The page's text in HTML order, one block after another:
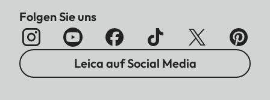
Folgen Sie uns
Leica auf Social Media